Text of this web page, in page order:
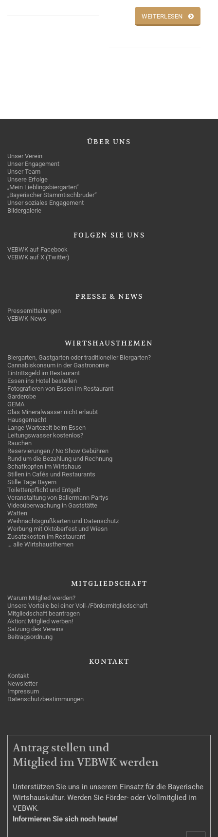
WEITERLESEN
ÜBER UNS
Unser Verein
Unser Engagement
Unser Team
Unsere Erfolge
„Mein Lieblingsbiergarten“
„Bayerischer Stammtischbruder“
Unser soziales Engagement
Bildergalerie
FOLGEN SIE UNS
VEBWK auf Facebook
VEBWK auf X (Twitter)
PRESSE & NEWS
Pressemitteilungen
VEBWK-News
WIRTSHAUSTHEMEN
Biergarten, Gastgarten oder traditioneller Biergarten?
Cannabiskonsum in der Gastronomie
Eintrittsgeld im Restaurant
Essen ins Hotel bestellen
Fotografieren von Essen im Restaurant
Garderobe
GEMA
Glas Mineralwasser nicht erlaubt
Hausgemacht
Lange Wartezeit beim Essen
Leitungswasser kostenlos?
Rauchen
Reservierungen / No Show Gebühren
Rund um die Bezahlung und Rechnung
Schafkopfen im Wirtshaus
Stillen in Cafés und Restaurants
Stille Tage Bayern
Toilettenpflicht und Entgelt
Veranstaltung von Ballermann Partys
Videoüberwachung in Gaststätte
Watten
Weihnachtsgrußkarten und Datenschutz
Werbung mit Oktoberfest und Wiesn
Zusatzkosten im Restaurant
… alle Wirtshausthemen
MITGLIEDSCHAFT
Warum Mitglied werden?
Unsere Vorteile bei einer Voll-/Fördermitgliedschaft
Mitgliedschaft beantragen
Aktion: Mitglied werben!
Satzung des Vereins
Beitragsordnung
KONTAKT
Kontakt
Newsletter
Impressum
Datenschutzbestimmungen
MITGLIEDSCHAFT
Antrag stellen und
Mitglied im VEBWK werden
Unterstützen Sie uns in unserem Einsatz für die Bayerische
Wirtshauskultur. Werden Sie Förder- oder Vollmitglied im
VEBWK.
Informieren Sie sich noch heute!